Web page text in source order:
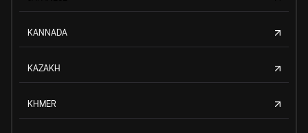
KANNADA
KAZAKH
KHMER